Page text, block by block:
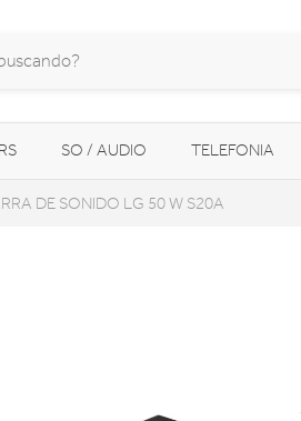
SO / AUDIO TELEFONIA
MOBILITAT URBANA
DE SONIDO LG 50 W S20A